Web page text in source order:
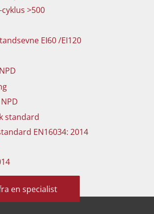
cyklus>500
EI60 /EI120
NPD
NPD
EN16034: 2014
en specialist